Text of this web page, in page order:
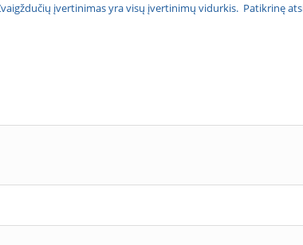
įvertinimas yra visų įvertinimų vidurkis. Patikrinę